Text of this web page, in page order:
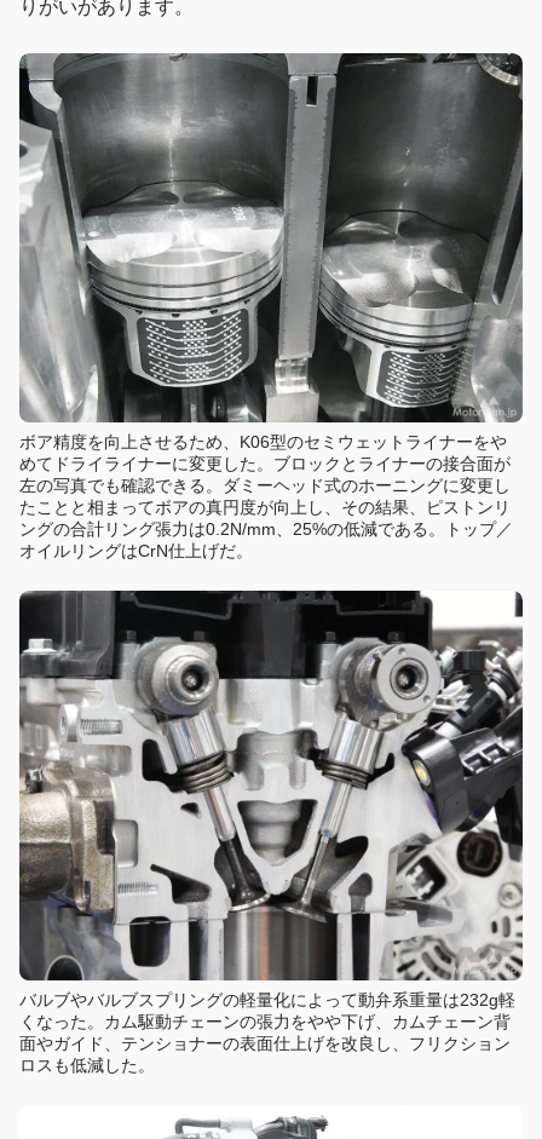
りがいがあります。
ボア精度を向上させるため、K06型のセミウェットライナーをや
めてドライライナーに変更した。ブロックとライナーの接合面が
左の写真でも確認できる。ダミーヘッド式のホーニングに変更し
たことと相まってボアの真円度が向上し、その結果、ピストンリ
ングの合計リング張力は0.2N/mm、25%の低減である。トップ／
オイルリングはCrN仕上げだ。
バルブやバルブスプリングの軽量化によって動弁系重量は232g軽
くなった。カム駆動チェーンの張力をやや下げ、カムチェーン背
面やガイド、テンショナーの表面仕上げを改良し、フリクション
ロスも低減した。